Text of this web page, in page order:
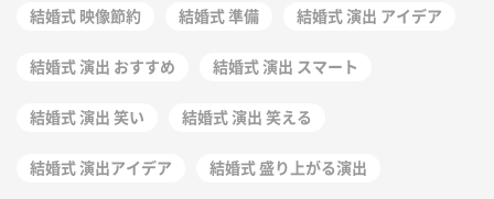
結婚式 映像節約 結婚式 準備 結婚式 演出 アイデア
結婚式 演出 おすすめ 結婚式 演出 スマート
結婚式 演出 笑い 結婚式 演出 笑える
結婚式 演出アイデア 結婚式 盛り上がる演出